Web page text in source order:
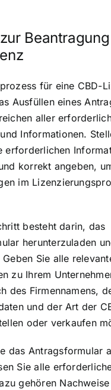
für eine CBD-
Ausfüllen eines
aller
Informationen.
erforderlichen
korrekt angeben,
im
besteht darin, das
herunterzuladen
Sie alle
zu Ihrem
des Firmennamens,
und der Art der
oder verkaufen
das Antragsformular
Sie alle
gehören